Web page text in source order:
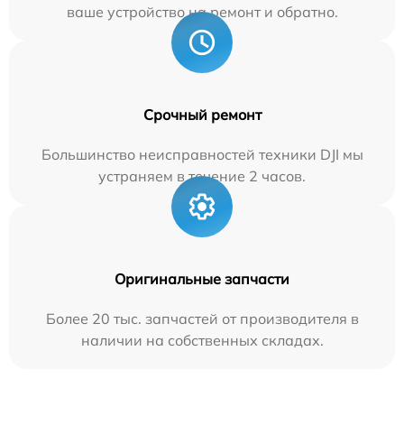
ваше устройство на ремонт и обратно.
Срочный ремонт
Большинство неисправностей техники DJI мы
устраняем в течение 2 часов.
Оригинальные запчасти
Более 20 тыс. запчастей от производителя в
наличии на собственных складах.